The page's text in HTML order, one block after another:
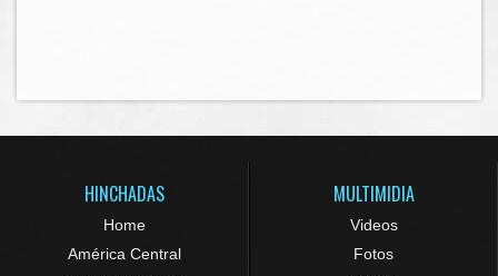
HINCHADAS
Home
América Central
MULTIMIDIA
Videos
Fotos